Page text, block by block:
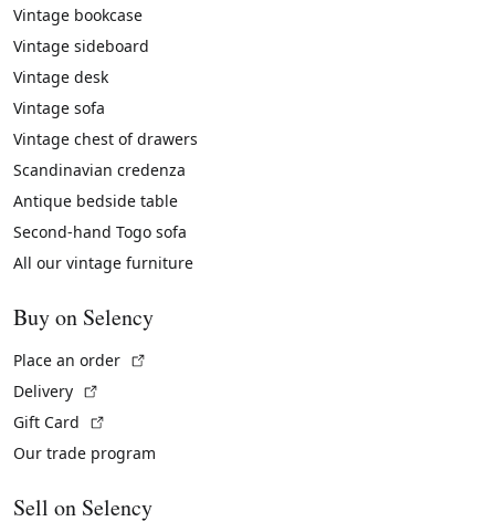
Vintage bookcase
Vintage sideboard
Vintage desk
Vintage sofa
Vintage chest of drawers
Scandinavian credenza
Antique bedside table
Second-hand Togo sofa
All our vintage furniture
Buy on Selency
Place an order
Delivery
Gift Card
Our trade program
Sell on Selency